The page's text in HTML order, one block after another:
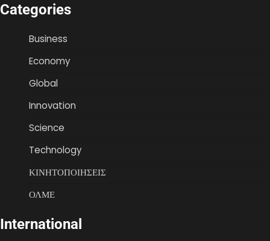
Categories
Business
Economy
Global
Innovation
Science
Technology
ΚΙΝΗΤΟΠΟΙΗΣΕΙΣ
ΟΛΜΕ
International